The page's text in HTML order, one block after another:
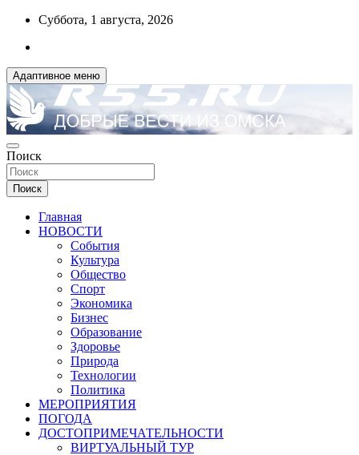
Перейти
содержимому
Суббота, 1 августа, 2026
Адаптивное меню
R55.RU
ДОБРЫЕ ВЕСТИ ИЗ ОМСКА
Поиск
Поиск
Главная
НОВОСТИ
События
Культура
Общество
Спорт
Экономика
Бизнес
Образование
Здоровье
Природа
Технологии
Политика
МЕРОПРИЯТИЯ
ПОГОДА
ДОСТОПРИМЕЧАТЕЛЬНОСТИ
ВИРТУАЛЬНЫЙ ТУР